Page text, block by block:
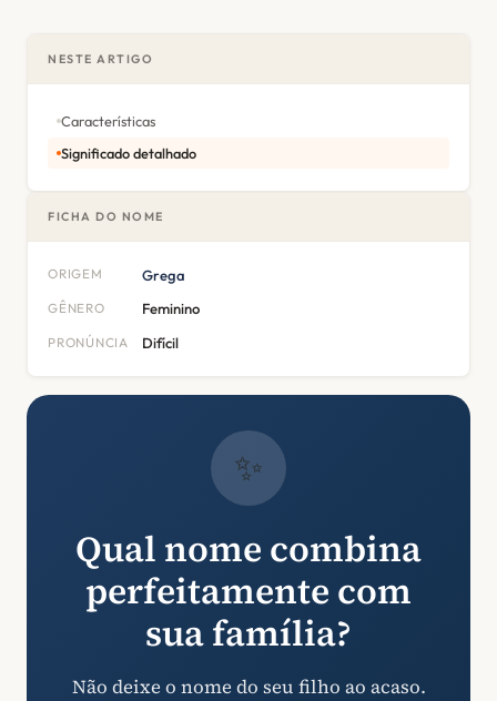
NESTE ARTIGO
Características
Significado detalhado
FICHA DO NOME
ORIGEM Grega
GÊNERO Feminino
PRONÚNCIA Difícil
✨
Qual nome combina
perfeitamente com
sua família?
Não deixe o nome do seu filho ao acaso.